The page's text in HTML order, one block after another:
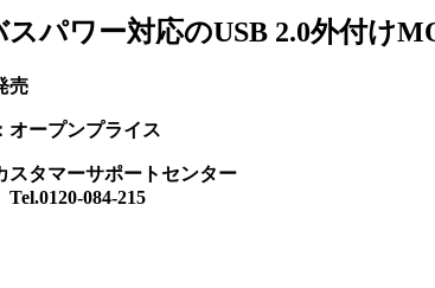
パワー対応のUSB 2.0外付け
売
オープンプライス
スタマーサポートセンター
084-215